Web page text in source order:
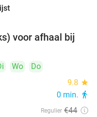
45%
voor afhaal bij
Wo
Do
9.8 star
0 min. directions_walk
Regulier €44